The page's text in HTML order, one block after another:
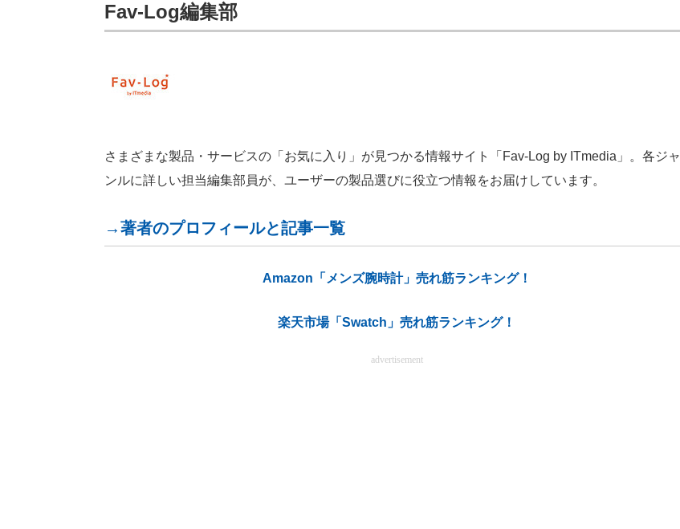
Fav-Log編集部
さまざまな製品・サービスの「お気に入り」が見つかる情報サイト「Fav-Log by ITmedia」。各ジャ
ンルに詳しい担当編集部員が、ユーザーの製品選びに役立つ情報をお届けしています。
→著者のプロフィールと記事一覧
Amazon「メンズ腕時計」売れ筋ランキング！
楽天市場「Swatch」売れ筋ランキング！
advertisement